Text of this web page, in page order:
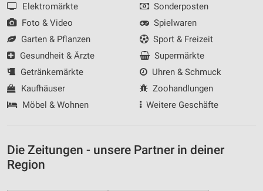
Elektromärkte
Foto & Video
Garten & Pflanzen
Gesundheit & Ärzte
Getränkemärkte
Kaufhäuser
Möbel & Wohnen
Sonderposten
Spielwaren
Sport & Freizeit
Supermärkte
Uhren & Schmuck
Zoohandlungen
Weitere Geschäfte
Die Zeitungen - unsere Partner in deiner
Region